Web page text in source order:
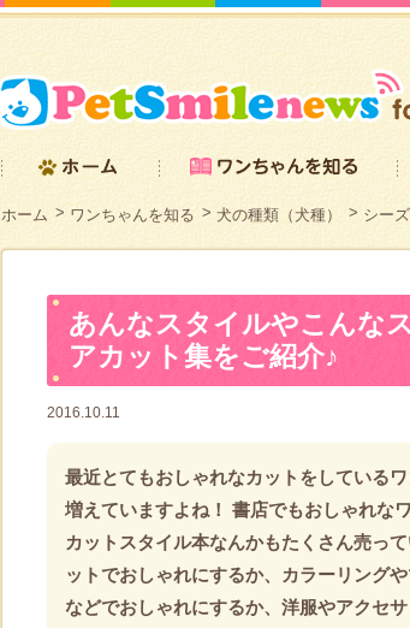
ホーム ワンちゃんを知る 犬の種類（犬種） シー
あんなスタイルやこんな
アカット集をご紹介♪
2016.10.11
最近とてもおしゃれなカットをしている
増えていますよね！ 書店でもおしゃれな
カットスタイル本なんかもたくさん売っ
ットでおしゃれにするか、カラーリング
などでおしゃれにするか、洋服やアクセ